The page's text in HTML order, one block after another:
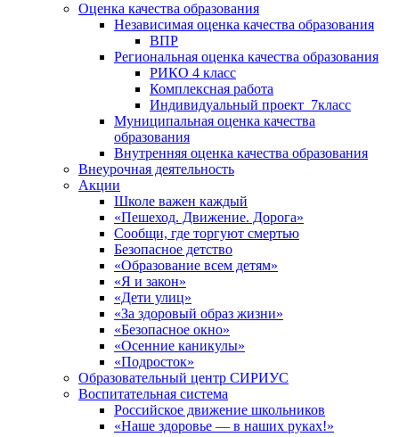
Оценка качества образования
Независимая оценка качества образования
ВПР
Региональная оценка качества образования
РИКО 4 класс
Комплексная работа
Индивидуальный проект_7класс
Муниципальная оценка качества
образования
Внутренняя оценка качества образования
Внеурочная деятельность
Акции
Школе важен каждый
«Пешеход. Движение. Дорога»
Сообщи, где торгуют смертью
Безопасное детство
«Образование всем детям»
«Я и закон»
«Дети улиц»
«За здоровый образ жизни»
«Безопасное окно»
«Осенние каникулы»
«Подросток»
Образовательный центр СИРИУС
Воспитательная система
Российское движение школьников
«Наше здоровье — в наших руках!»